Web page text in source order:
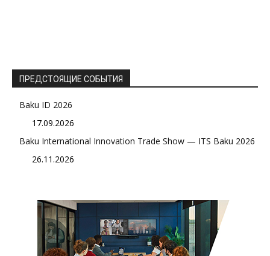
ПРЕДСТОЯЩИЕ СОБЫТИЯ
Baku ID 2026
17.09.2026
Baku International Innovation Trade Show — ITS Baku 2026
26.11.2026